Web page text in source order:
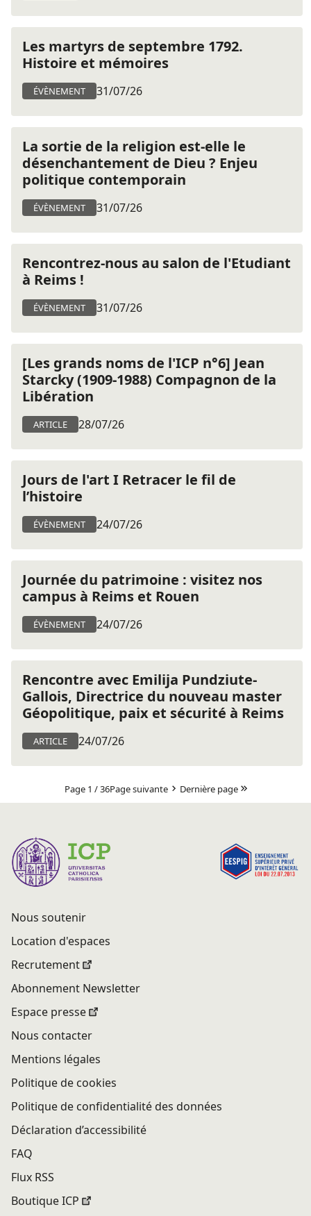
Les martyrs de septembre 1792.
Histoire et mémoires
ÉVÈNEMENT 31/07/26
La sortie de la religion est-elle le
désenchantement de Dieu ? Enjeu
politique contemporain
ÉVÈNEMENT 31/07/26
Rencontrez-nous au salon de l'Etudiant
à Reims !
ÉVÈNEMENT 31/07/26
[Les grands noms de l'ICP n°6] Jean
Starcky (1909-1988) Compagnon de la
Libération
ARTICLE 28/07/26
Jours de l'art I Retracer le fil de
l’histoire
ÉVÈNEMENT 24/07/26
Journée du patrimoine : visitez nos
campus à Reims et Rouen
ÉVÈNEMENT 24/07/26
Rencontre avec Emilija Pundziute-
Gallois, Directrice du nouveau master
Géopolitique, paix et sécurité à Reims
ARTICLE 24/07/26
Page 1 / 36Page suivante Dernière page
Nous soutenir
Location d'espaces
Recrutement
Abonnement Newsletter
Espace presse
Nous contacter
Mentions légales
Politique de cookies
Politique de confidentialité des données
Déclaration d’accessibilité
FAQ
Flux RSS
Boutique ICP